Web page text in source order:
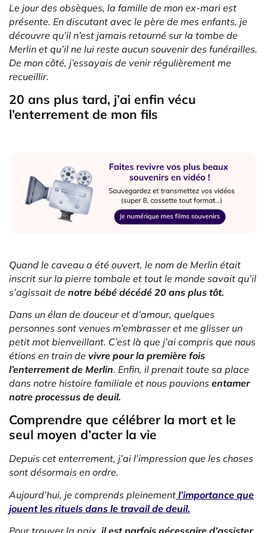
Le jour des obsèques, la famille de mon ex-mari est
présente. En discutant avec le père de mes enfants, je
découvre qu’il n’est jamais retourné sur la tombe de
Merlin et qu’il ne lui reste aucun souvenir des funérailles.
De mon côté, j’essayais de venir régulièrement me
recueillir.
20 ans plus tard, j’ai enfin vécu
l’enterrement de mon fils
Quand le caveau a été ouvert, le nom de Merlin était
inscrit sur la pierre tombale et tout le monde savait qu’il
s’agissait de notre bébé décédé 20 ans plus tôt.
Dans un élan de douceur et d’amour, quelques
personnes sont venues m’embrasser et me glisser un
petit mot bienveillant. C’est là que j’ai compris que nous
étions en train de vivre pour la première fois
l’enterrement de Merlin. Enfin, il prenait toute sa place
dans notre histoire familiale et nous pouvions entamer
notre processus de deuil.
Comprendre que célébrer la mort et le
seul moyen d’acter la vie
Depuis cet enterrement, j’ai l’impression que les choses
sont désormais en ordre.
Aujourd’hui, je comprends pleinement l’importance que
jouent les rituels dans le travail de deuil.